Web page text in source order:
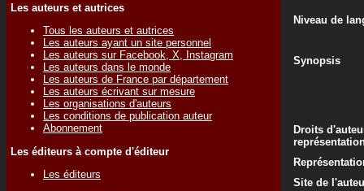
Les auteurs et autrices
Tous les auteurs et autrices
Les auteurs ayant un site personnel
Les auteurs sur Facebook, X, Instagram
Les auteurs dans le monde
Les auteurs de France par département
Les auteurs écrivant sur mesure
Les organisations d'auteurs
Les conditions de publication auteur
Abonnement
Les éditeurs à compte d'éditeur
Les éditeurs
Niveau de
Synopsis
Droits
Site de